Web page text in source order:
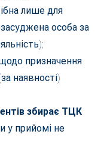
лише для
особа за
призначення
наявності)
збирає ТЦК
у прийомі не